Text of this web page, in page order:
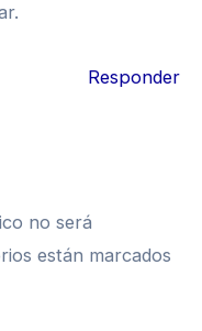
Responder
no será
están marcados